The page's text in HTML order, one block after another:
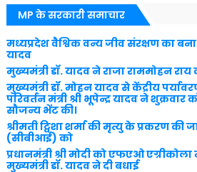
MP के सरकारी समाचार
मध्यप्रदेश वैश्विक वन्य जीव संरक्षण का
यादव
मुख्यमंत्री डॉ. यादव ने राजा राममोहन
मुख्यमंत्री डॉ. मोहन यादव से केंद्रीय
परिवर्तन मंत्री श्री भूपेन्द्र यादव ने
सौजन्य भेंट की।
श्रीमती ट्विशा शर्मा की मृत्यु के प्रकरण की
(सीबीआई) को
प्रधानमंत्री श्री मोदी को एफएओ
मुख्यमंत्री डॉ. यादव ने दी बधाई